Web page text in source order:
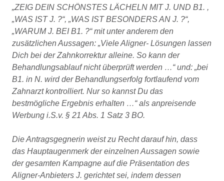
„ZEIG DEIN SCHÖNSTES LÄCHELN MIT J. UND B1. ,
„WAS IST J. ?“, „WAS IST BESONDERS AN J. ?“,
„WARUM J. BEI B1. ?“ mit unter anderem den
zusätzlichen Aussagen: „Viele Aligner- Lösungen lassen
Dich bei der Zahnkorrektur alleine. So kann der
Behandlungsablauf nicht überprüft werden …“ und: „bei
B1. in N. wird der Behandlungserfolg fortlaufend vom
Zahnarzt kontrolliert. Nur so kannst Du das
bestmögliche Ergebnis erhalten …“ als anpreisende
Werbung i.S.v. § 21 Abs. 1 Satz 3 BO.
Die Antragsgegnerin weist zu Recht darauf hin, dass
das Hauptaugenmerk der einzelnen Aussagen sowie
der gesamten Kampagne auf die Präsentation des
Aligner-Anbieters J. gerichtet sei, indem dessen